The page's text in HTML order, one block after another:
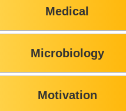
Medical
Microbiology
Motivation